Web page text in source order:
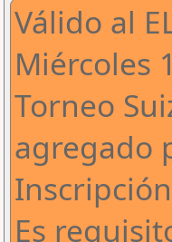
Válido al
Miércoles
Torneo
agregado
Es